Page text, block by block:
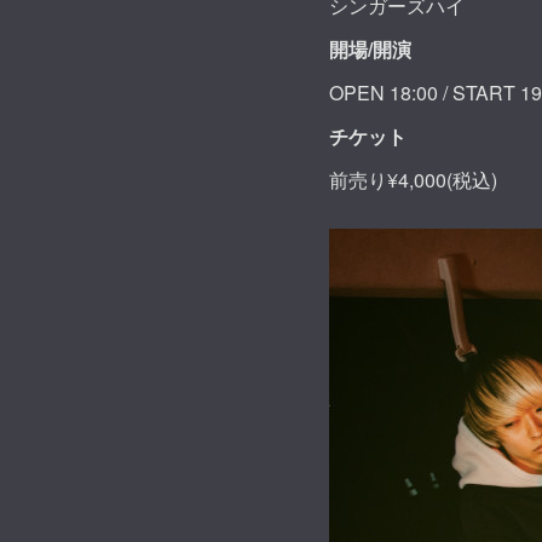
開場/開演
OPEN 18:00 / START
チケット
前売り¥4,000(税込)